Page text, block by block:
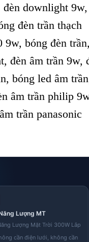
downlight 9w,
đèn trần thạch
9w, bóng đèn
đèn âm trần 9w,
bóng led âm
âm trần philip
trần panasonic
Lượng MT
Lượng Mặt Trời 300W Lắp
cần điện lưới, không cần